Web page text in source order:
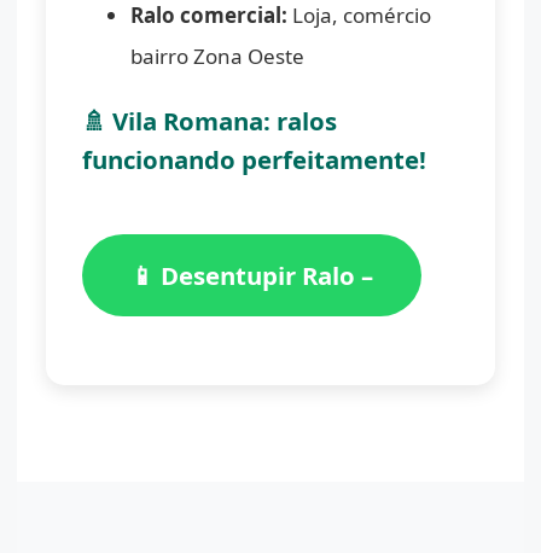
Ralo comercial: Loja, comércio
bairro Zona Oeste
🚿 Vila Romana: ralos
funcionando perfeitamente!
📱 Desentupir Ralo –